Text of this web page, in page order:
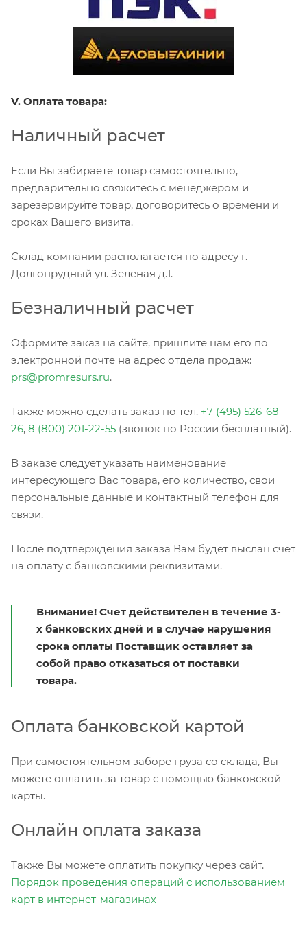
V. Оплата товара:
Наличный расчет
Если Вы забираете товар самостоятельно,
предварительно свяжитесь с менеджером и
зарезервируйте товар, договоритесь о времени и
сроках Вашего визита.
Склад компании располагается по адресу г.
Долгопрудный ул. Зеленая д.1.
Безналичный расчет
Оформите заказ на сайте, пришлите нам его по
электронной почте на адрес отдела продаж:
prs@promresurs.ru.
Также можно сделать заказ по тел. +7 (495) 526-68-
26, 8 (800) 201-22-55 (звонок по России бесплатный).
В заказе следует указать наименование
интересующего Вас товара, его количество, свои
персональные данные и контактный телефон для
связи.
После подтверждения заказа Вам будет выслан счет
на оплату с банковскими реквизитами.
Внимание! Счет действителен в течение 3-
х банковских дней и в случае нарушения
срока оплаты Поставщик оставляет за
собой право отказаться от поставки
товара.
Оплата банковской картой
При самостоятельном заборе груза со склада, Вы
можете оплатить за товар с помощью банковской
карты.
Онлайн оплата заказа
Также Вы можете оплатить покупку через сайт.
Порядок проведения операций с использованием
карт в интернет-магазинах